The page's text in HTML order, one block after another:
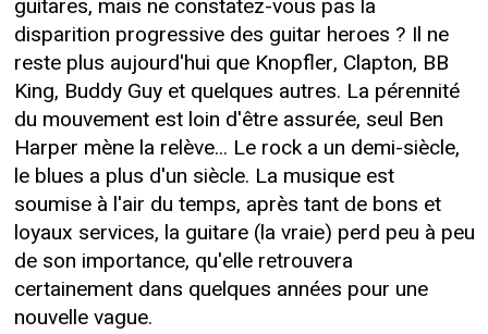
guitares, mais ne constatez-vous pas la
disparition progressive des guitar heroes ? Il ne
reste plus aujourd'hui que Knopfler, Clapton, BB
King, Buddy Guy et quelques autres. La pérennité
du mouvement est loin d'être assurée, seul Ben
Harper mène la relève... Le rock a un demi-siècle,
le blues a plus d'un siècle. La musique est
soumise à l'air du temps, après tant de bons et
loyaux services, la guitare (la vraie) perd peu à peu
de son importance, qu'elle retrouvera
certainement dans quelques années pour une
nouvelle vague.